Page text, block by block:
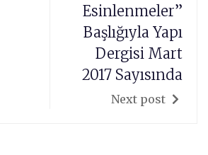
Esinlenmeler”
Başlığıyla Yapı
Dergisi Mart
2017 Sayısında
Next post